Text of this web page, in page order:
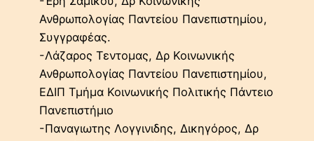
Ανθρωπολογίας Παντείου Πανεπιστημίου,
Συγγραφέας.
-Λάζαρος Τεντομας, Δρ Κοινωνικής
Ανθρωπολογίας Παντείου Πανεπιστημίου,
ΕΔΙΠ Τμήμα Κοινωνικής Πολιτικής Πάντειο
Πανεπιστήμιο
-Παναγιωτης Λογγινιδης, Δικηγόρος, Δρ